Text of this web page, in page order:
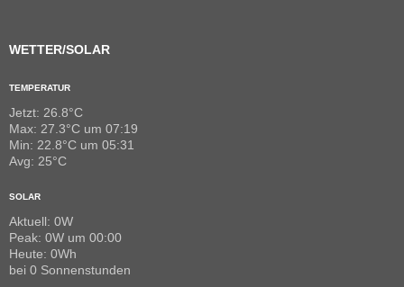
WETTER/SOLAR
TEMPERATUR
Jetzt: 26.8°C
Max: 27.3°C um 07:19
Min: 22.8°C um 05:31
Avg: 25°C
SOLAR
Aktuell: 0W
Peak: 0W um 00:00
Heute: 0Wh
bei 0 Sonnenstunden